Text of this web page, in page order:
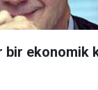
bir ekonomik